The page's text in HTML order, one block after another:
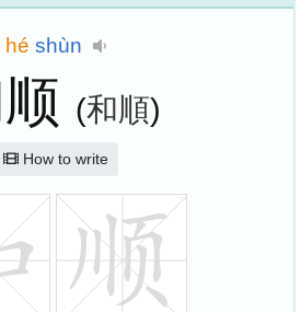
hé shùn
(和順)
How to write